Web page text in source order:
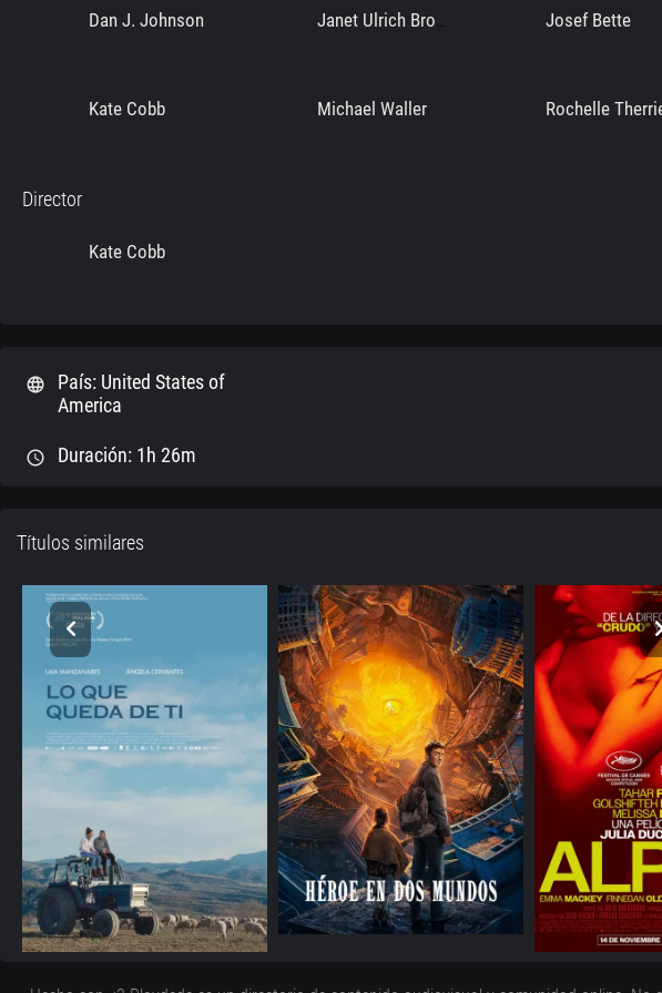
Dan J. Johnson Josef Bette
Kate Cobb Michael Waller Rochelle
Director
Kate Cobb
language
País: United States of
America
schedule Duración: 1h 26m
Títulos similares